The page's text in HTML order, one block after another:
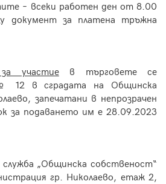
– всеки работен ден от 8.00
документ за платена тръжна
участиев търговете се
12 в сградата на Общинска
запечатани в непрозрачен
за подаването им е 28.09.2023
служба „Общинска собственост“
гр. Николаево, етаж 2,